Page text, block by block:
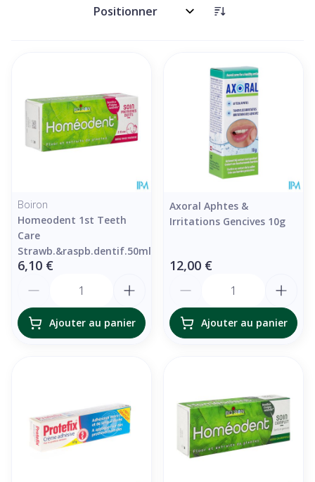
Trier par:
Boiron
Homeodent 1st Teeth
Care
Strawb.&raspb.dentif.50ml
6,10 €
Ajouter au panier
Axoral Aphtes &
Irritations Gencives 10g
12,00 €
Ajouter au panier